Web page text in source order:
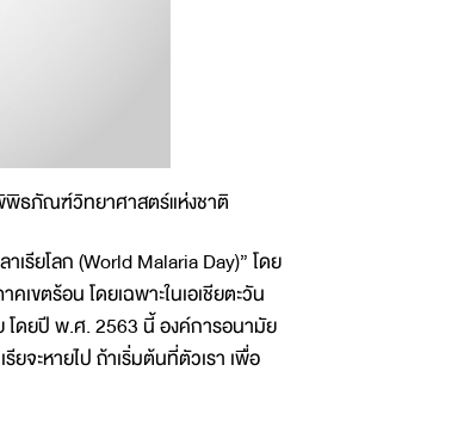
ธภัณฑ์วิทยาศาสตร์แห่งชาติ
รียโลก (World Malaria Day)” โดย
ขตร้อน โดยเฉพาะในเอเชียตะวัน
โดยปี พ.ศ. 2563 นี้ องค์การอนามัย
จะหายไป ถ้าเริ่มต้นที่ตัวเรา เพื่อ